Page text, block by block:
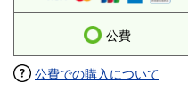
公費
公費での購入について